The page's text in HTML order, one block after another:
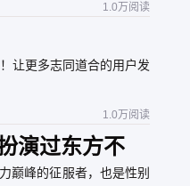
1.0万阅读
让更多志同道合的用户发
1.0万阅读
演过东方不
巅峰的征服者，也是性别